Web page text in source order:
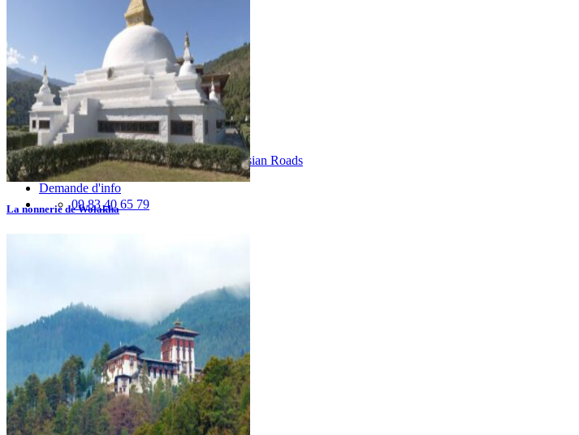
Préparer son voyage
Hôtels partenaires
Présentation du Bhoutan
Préparer son voyage
Les festivals
Quand partir au Bhoutan ?
Notre agence
Notre agence au Bhoutan
Karma, votre conseiller
Réseau Asian Roads
Garanties et engagements Asian Roads
Demande d'info
09 83 40 65 79
La nonnerie de Wolakha